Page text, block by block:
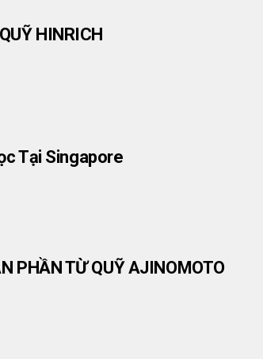
HINRICH
Tại Singapore
PHẦN TỪ QUỸ AJINOMOTO